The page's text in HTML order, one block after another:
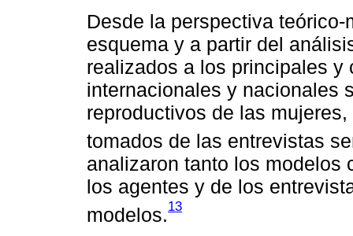
Desde la perspectiva
esquema y a partir del
realizados a los principales
internacionales y nacionales
reproductivos de las
tomados de las entrevistas
analizaron tanto los modelos
los agentes y de los
modelos.13